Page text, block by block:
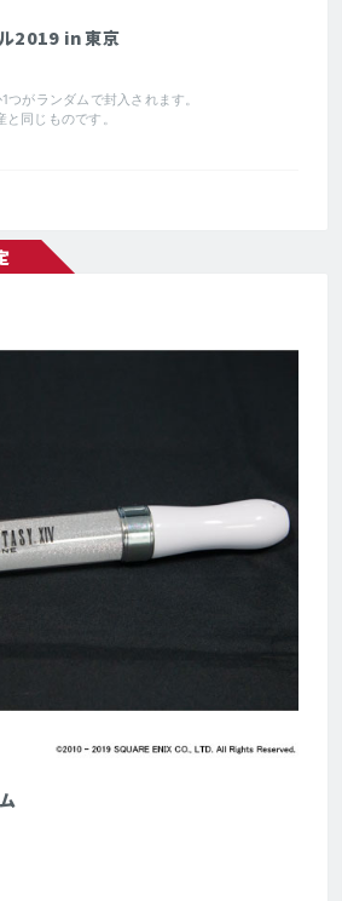
2019 in 東京
がランダムで封入されます。
同じものです。